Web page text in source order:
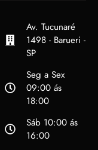
Av. Tucunaré
1498 - Barueri -
SP
Seg a Sex
09:00 ás
18:00
Sáb 10:00 ás
16:00